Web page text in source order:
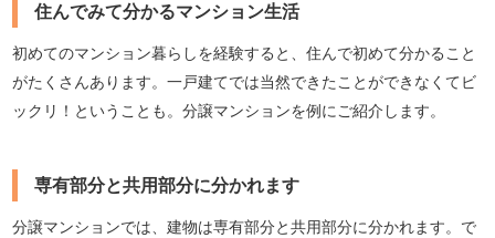
住んでみて分かるマンション生活
初めてのマンション暮らしを経験すると、住んで初めて分かること
がたくさんあります。一戸建てでは当然できたことができなくてビ
ックリ！ということも。分譲マンションを例にご紹介します。
専有部分と共用部分に分かれます
分譲マンションでは、建物は専有部分と共用部分に分かれます。で